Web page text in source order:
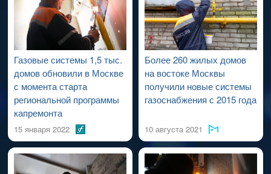
проведения работ по капитальному ремонту ВДСГ).
Газовые системы 1,5 тыс.
домов обновили в Москве
с момента старта
региональной программы
капремонта
15 января 2022
Более 260 жилых домов
на востоке Москвы
получили новые системы
газоснабжения с 2015 года
10 августа 2021